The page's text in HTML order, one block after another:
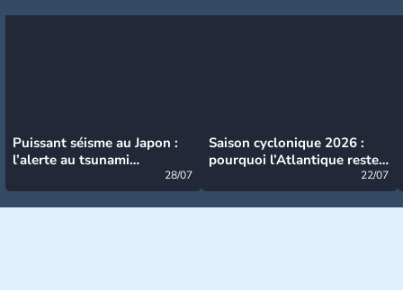
Puissant séisme au Japon :
l’alerte au tsunami
28/07
Saison cyclonique 2026 :
pourquoi l’Atlantique reste
22/07